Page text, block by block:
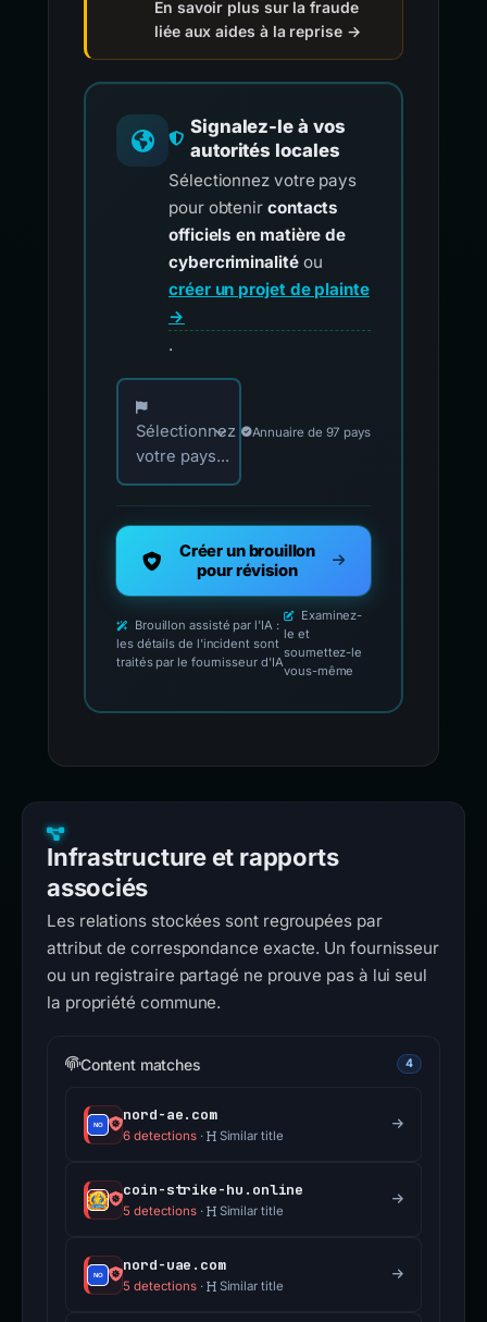
En savoir plus sur la fraude
liée aux aides à la reprise →
Signalez-le à vos
autorités locales
Sélectionnez votre pays
pour obtenir contacts
officiels en matière de
cybercriminalitéou
créer un projet de plainte
→
.
Choisissez votre pays pour les contacts
Sélectionnez
votre pays...
Annuaire de 97 pays
Créer un brouillon
pour révision
Brouillon assisté par l'IA :
les détails de l'incident sont
traités par le fournisseur d'IA
Examinez-
le et
soumettez-le
vous-même
Infrastructure et rapports
associés
Les relations stockées sont regroupées par
attribut de correspondance exacte. Un fournisseur
ou un registraire partagé ne prouve pas à lui seul
la propriété commune.
Content matches 4
nord-ae.com
6 detections · Similar title
coin-strike-hu.online
5 detections · Similar title
nord-uae.com
5 detections · Similar title